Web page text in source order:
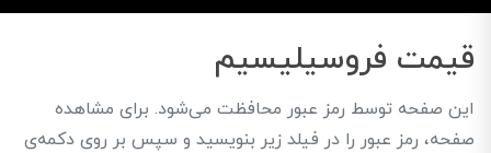
قیمت فروسیلیسیم
این صفحه توسط رمز عبور محافظت می‌شود. برای مشاهده
صفحه، رمز عبور را در فیلد زیر بنویسید و سپس بر روی دکمه‌ی